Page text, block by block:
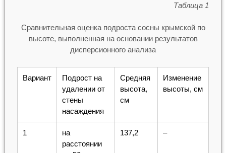
Таблица 1
Сравнительная оценка подроста сосны крымской по
высоте, выполненная на основании результатов
дисперсионного анализа
Вариант
Подрост на
удалении от
стены
насаждения
Средняя
высота,
см
Изменение
высоты, см
1
на
расстоянии
137,2 –